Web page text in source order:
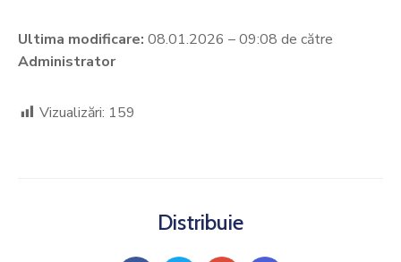
Ultima modificare: 08.01.2026 – 09:08 de către
Administrator
Vizualizări: 159
Distribuie